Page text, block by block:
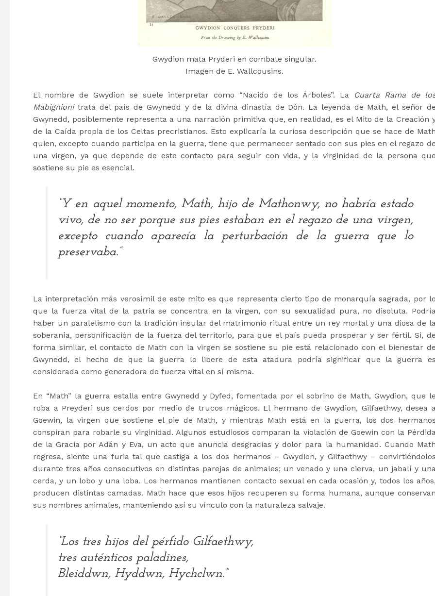
Gwydion mata Pryderi en combate singular.
Imagen de E. Wallcousins​​.
El nombre de Gwydion se suele interpretar como “Nacido de los Árboles”. La
Cuarta Rama de
Mabignionitrata del país de Gwynedd y de la divina dinastía de Dôn. La leyenda de Math, el señor de
Gwynedd, posiblemente representa a una narración primitiva que, en realidad, es el Mito de la Creación
de la Caída propia de los Celtas precristianos. Esto explicaría la curiosa descripción que se hace de Math
quien, excepto cuando participa en la guerra, tiene que permanecer sentado con sus pies en el regazo de
una virgen, ya que depende de este contacto para seguir con vida, y la virginidad de la persona que
sostiene su pie es esencial.
“Y en aquel momento, Math, hijo de Mathonwy, no habría estado
vivo, de no ser porque sus pies estaban en el regazo de una virgen,
excepto cuando aparecía la perturbación de la guerra que lo
preservaba.”
La interpretación más verosímil de este mito es que representa cierto tipo de monarquía sagrada, por lo
que la fuerza vital de la patria se concentra en la virgen, con su sexualidad pura, no disoluta. Podría
haber un paralelismo con la tradición insular del matrimonio ritual entre un rey mortal y una diosa de la
soberanía, personificación de la fuerza del territorio, para que el país pueda prosperar y ser fértil. Si, de
forma similar, el contacto de Math con la virgen se sostiene su pie está relacionado con el bienestar de
Gwynedd, el hecho de que la guerra lo libere de esta atadura podría significar que la guerra es
considerada como generadora de fuerza vital en sí misma.
En “Math” la guerra estalla entre Gwynedd y Dyfed, fomentada por el sobrino de Math, Gwydion, que le
roba a Preyderi sus cerdos por medio de trucos mágicos. El hermano de Gwydion, Gilfaethwy, desea
Goewin, la virgen que sostiene el pie de Math, y mientras Math está en la guerra, los dos hermanos
conspiran para robarle su virginidad. Algunos estudiosos comparan la violación de Goewin con la
de la Gracia por Adán y Eva, un acto que anuncia desgracias y dolor para la humanidad. Cuando Math
regresa, siente una furia tal que castiga a los dos hermanos – Gwydion, y Gilfaethwy – convirtiéndolos
durante tres años consecutivos en distintas parejas de animales; un venado y una cierva, un jabalí y
cerda, y un lobo y una loba. Los hermanos mantienen contacto sexual en cada ocasión y, todos los años,
producen distintas camadas. Math hace que esos hijos recuperen su forma humana, aunque conservan
sus nombres animales, manteniendo así su vínculo con la naturaleza salvaje.
“Los tres hijos del pérfido Gilfaethwy,
tres auténticos paladines,
Bleiddwn, Hyddwn, Hychclwn.”